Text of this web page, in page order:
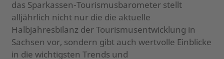
das Sparkassen-Tourismusbarometer stellt
alljährlich nicht nur die die aktuelle
Halbjahresbilanz der Tourismusentwicklung in
Sachsen vor, sondern gibt auch wertvolle Einblicke
in die wichtigsten Trends und